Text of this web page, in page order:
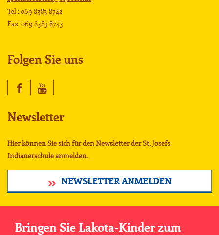
Tel.: 069 8383 8742
Fax: 069 8383 8743
Folgen Sie uns
Newsletter
Hier können Sie sich für den Newsletter der St. Josefs
Indianerschule anmelden.
NEWSLETTER ANMELDEN
Bringen Sie Lakota-Kinder zum